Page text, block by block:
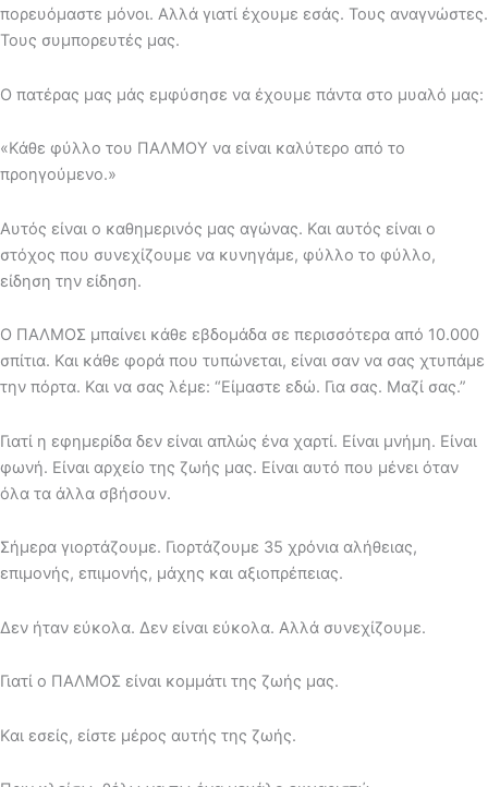
πορευόμαστε μόνοι. Αλλά γιατί έχουμε εσάς. Τους αναγνώστες.
Τους συμπορευτές μας.
Ο πατέρας μας μάς εμφύσησε να έχουμε πάντα στο μυαλό μας:
«Κάθε φύλλο του ΠΑΛΜΟΥ να είναι καλύτερο από το
προηγούμενο.»
Αυτός είναι ο καθημερινός μας αγώνας. Και αυτός είναι ο
στόχος που συνεχίζουμε να κυνηγάμε, φύλλο το φύλλο,
είδηση την είδηση.
Ο ΠΑΛΜΟΣ μπαίνει κάθε εβδομάδα σε περισσότερα από 10.000
σπίτια. Και κάθε φορά που τυπώνεται, είναι σαν να σας χτυπάμε
την πόρτα. Και να σας λέμε: “Είμαστε εδώ. Για σας. Μαζί σας.”
Γιατί η εφημερίδα δεν είναι απλώς ένα χαρτί. Είναι μνήμη. Είναι
φωνή. Είναι αρχείο της ζωής μας. Είναι αυτό που μένει όταν
όλα τα άλλα σβήσουν.
Σήμερα γιορτάζουμε. Γιορτάζουμε 35 χρόνια αλήθειας,
επιμονής, επιμονής, μάχης και αξιοπρέπειας.
Δεν ήταν εύκολα. Δεν είναι εύκολα. Αλλά συνεχίζουμε.
Γιατί ο ΠΑΛΜΟΣ είναι κομμάτι της ζωής μας.
Και εσείς, είστε μέρος αυτής της ζωής.